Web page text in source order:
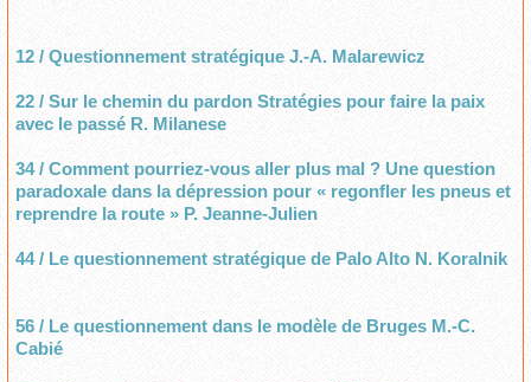
12 / Questionnement stratégique J.-A. Malarewicz
22 / Sur le chemin du pardon Stratégies pour faire la paix
avec le passé R. Milanese
34 / Comment pourriez-vous aller plus mal ? Une question
paradoxale dans la dépression pour « regonfler les pneus et
reprendre la route » P. Jeanne-Julien
44 / Le questionnement stratégique de Palo Alto N. Koralnik
56 / Le questionnement dans le modèle de Bruges M.-C.
Cabié